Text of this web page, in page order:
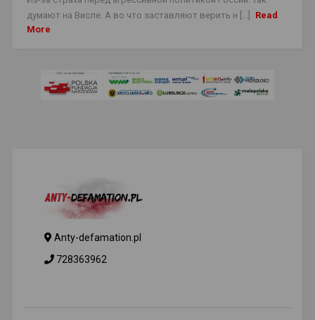
думают на Висле. А во что заставляют верить н [...]
Read
More
Anty-defamation.pl
728363962